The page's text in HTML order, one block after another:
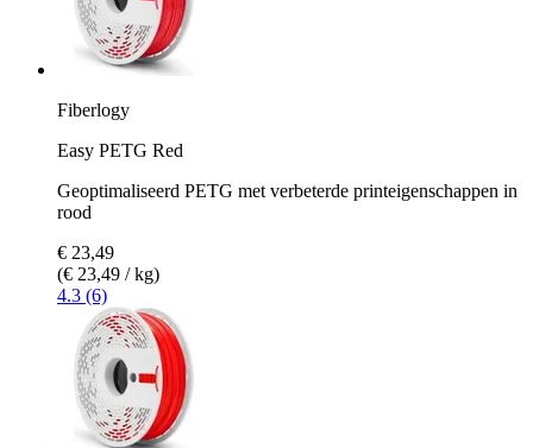
Fiberlogy
Easy PETG Red
Geoptimaliseerd PETG met verbeterde printeigenschappen in
rood
€ 23,49
(€ 23,49 / kg)
4.3 (6)